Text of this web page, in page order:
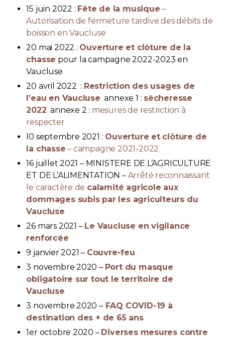
15 juin 2022 : Fête de la musique –
Autorisation de fermeture tardive des débits de
boisson en Vaucluse
20 mai 2022 : Ouverture et clôture de la
chasse pour la campagne 2022-2023 en
Vaucluse
20 avril 2022 : Restriction des usages de
l’eau en Vaucluse annexe 1 : sècheresse
2022 annexe 2 : mesures de restriction à
respecter
l0 septembre 2021 : Ouverture et clôture de
la chasse – campagne 2021-2022
16 juillet 2021 – MINISTERE DE L’AGRICULTURE
ET DE L’ALIMENTATION – Arrêté reconnaissant
le caractère de calamité agricole aux
dommages subis par les agriculteurs du
Vaucluse
26 mars 2021 – Le Vaucluse en vigilance
renforcée
9 janvier 2021 – Couvre-feu
3 novembre 2020 – Port du masque
obligatoire sur tout le territoire de
Vaucluse
3 novembre 2020 – FAQ COVID-19 à
destination des + de 65 ans
1er octobre 2020 – Diverses mesures contre